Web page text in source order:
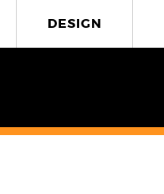
DESIGN